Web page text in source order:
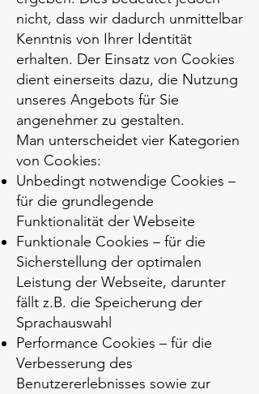
nicht, dass wir dadurch unmittelbar
Kenntnis von Ihrer Identität
erhalten. Der Einsatz von Cookies
dient einerseits dazu, die Nutzung
unseres Angebots für Sie
angenehmer zu gestalten.
Man unterscheidet vier Kategorien
von Cookies:
Unbedingt notwendige Cookies –
für die grundlegende
Funktionalität der Webseite
Funktionale Cookies – für die
Sicherstellung der optimalen
Leistung der Webseite, darunter
fällt z.B. die Speicherung der
Sprachauswahl
Performance Cookies – für die
Verbesserung des
Benutzererlebnisses sowie zur